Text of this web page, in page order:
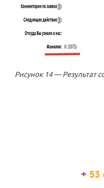
Рисунок 14 — Результат
+ 53